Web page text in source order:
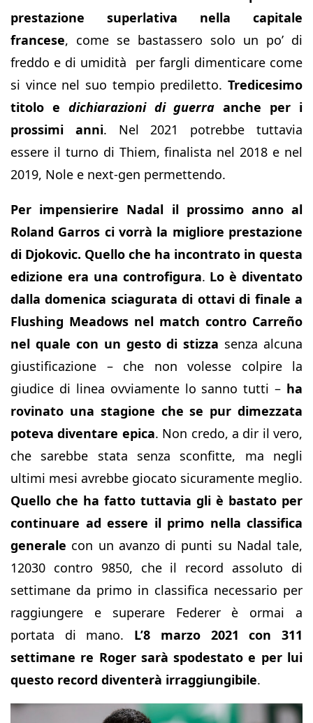
prestazione superlativa nella capitale
francese, come se bastassero solo un po’ di
freddo e di umidità per fargli dimenticare come
si vince nel suo tempio prediletto. Tredicesimo
titolo e dichiarazioni di guerra anche per i
prossimi anni. Nel 2021 potrebbe tuttavia
essere il turno di Thiem, finalista nel 2018 e nel
2019, Nole e next-gen permettendo.
Per impensierire Nadal il prossimo anno al
Roland Garros ci vorrà la migliore prestazione
di Djokovic. Quello che ha incontrato in questa
edizione era una controfigura. Lo è diventato
dalla domenica sciagurata di ottavi di finale a
Flushing Meadows nel match contro Carreño
nel quale con un gesto di stizza senza alcuna
giustificazione – che non volesse colpire la
giudice di linea ovviamente lo sanno tutti – ha
rovinato una stagione che se pur dimezzata
poteva diventare epica. Non credo, a dir il vero,
che sarebbe stata senza sconfitte, ma negli
ultimi mesi avrebbe giocato sicuramente meglio.
Quello che ha fatto tuttavia gli è bastato per
continuare ad essere il primo nella classifica
generale con un avanzo di punti su Nadal tale,
12030 contro 9850, che il record assoluto di
settimane da primo in classifica necessario per
raggiungere e superare Federer è ormai a
portata di mano. L’8 marzo 2021 con 311
settimane re Roger sarà spodestato e per lui
questo record diventerà irraggiungibile.